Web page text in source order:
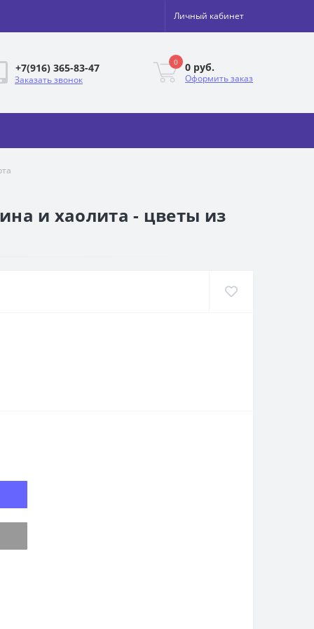
Личный кабинет
+7(916) 365-83-47
Заказать звонок
0 0 руб.
Оформить заказ
и хаолита - цветы из